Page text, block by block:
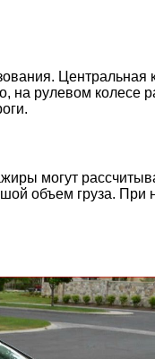
рулевом колесе
могут
объем груза.